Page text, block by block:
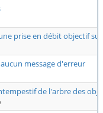
prise en débit objectif
message d'erreur
de l'arbre des